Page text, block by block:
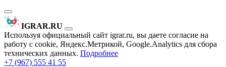
IGRAR.RU
Используя официальный сайт igrar.ru, вы даете согласие на
работу с cookie, Яндекс.Метрикой, Google.Analytics для сбора
технических данных. Подробнее
+7 (967) 555 41 55